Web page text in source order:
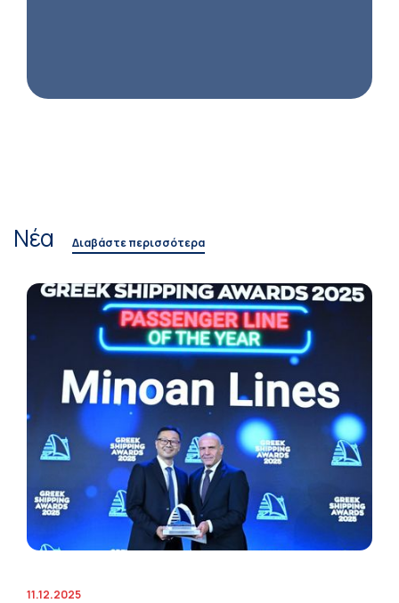
Νέα Διαβάστε περισσότερα
11.12.2025